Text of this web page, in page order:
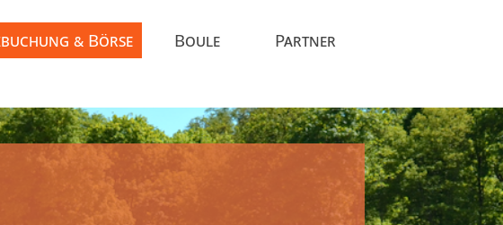
& Börse Boule
Partner